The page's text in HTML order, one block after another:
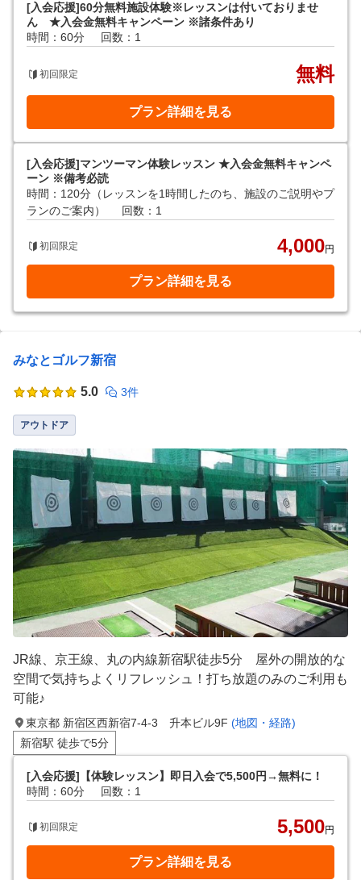
[入会応援]60分無料施設体験※レッスンは付いておりませ
ん ★入会金無料キャンペーン ※諸条件あり
時間：60分
回数：1
初回限定 無料
プラン詳細を見る
[入会応援]マンツーマン体験レッスン ★入会金無料キャンペ
ーン ※備考必読
時間：120分（レッスンを1時間したのち、施設のご説明やプ
ランのご案内）
回数：1
初回限定 4,000円
プラン詳細を見る
みなとゴルフ新宿
5.0 3件
アウトドア
JR線、京王線、丸の内線新宿駅徒歩5分 屋外の開放的な
空間で気持ちよくリフレッシュ！打ち放題のみのご利用も
可能♪
東京都 新宿区西新宿7-4-3 升本ビル9F (地図・経路)
新宿駅 徒歩で5分
[入会応援]【体験レッスン】即日入会で5,500円→無料に！
時間：60分
回数：1
初回限定 5,500円
プラン詳細を見る